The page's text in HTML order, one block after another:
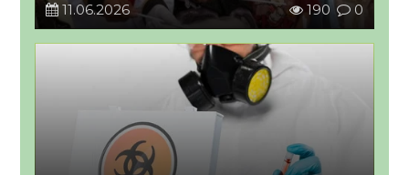
11.06.2026
190 0